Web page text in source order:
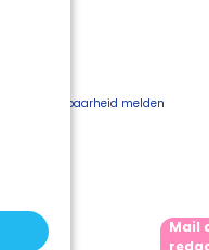
melden
Mail